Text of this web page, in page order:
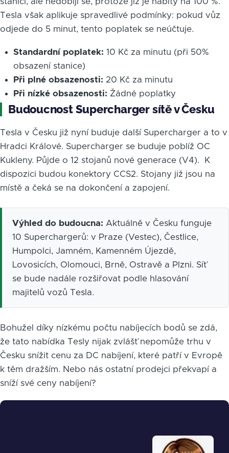
Tesla však aplikuje spravedlivé podmínky: pokud vůz
odjede do 5 minut, tento poplatek se neúčtuje.
Standardní poplatek: 10 Kč za minutu (při 50%
obsazení stanice)
Při plné obsazenosti: 20 Kč za minutu
Při nízké obsazenosti: Žádné poplatky
Budoucnost Supercharger sítě v Česku
Tesla v Česku již nyní buduje další Supercharger a to v
Hradci Králové. Supercharger se buduje poblíž OC
Kukleny. Půjde o 12 stojanů nové generace (V4). K
dispozici budou konektory CCS2. Stojany již jsou na
místě a čeká se na dokončení a zapojení.
Výhled do budoucna: Aktuálně v Česku funguje
10 Superchargerů: v Praze (Vestec), Čestlice,
Humpolci, Jamném, Kamenném Újezdě,
Lovosicích, Olomouci, Brně, Ostravě a Plzni. Síť
se bude nadále rozšiřovat podle hlasování
majitelů vozů Tesla.
Bohužel díky nízkému počtu nabíjecích bodů se zdá,
že tato nabídka Tesly nijak zvlášť nepomůže trhu v
Česku snížit cenu za DC nabíjení, které patří v Evropě
k těm dražším. Nebo nás ostatní prodejci překvapí a
sníží své ceny nabíjení?